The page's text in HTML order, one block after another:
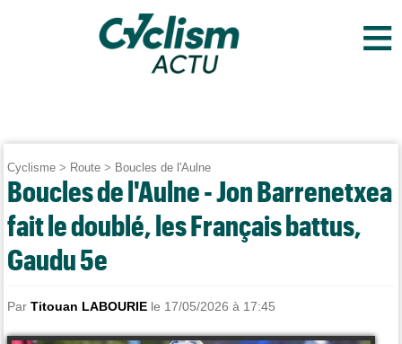
≡
Cyclisme > Route > Boucles de l'Aulne
Boucles de l'Aulne - Jon Barrenetxea
fait le doublé, les Français battus,
Gaudu 5e
ParTitouan LABOURIE le 17/05/2026 à 17:45